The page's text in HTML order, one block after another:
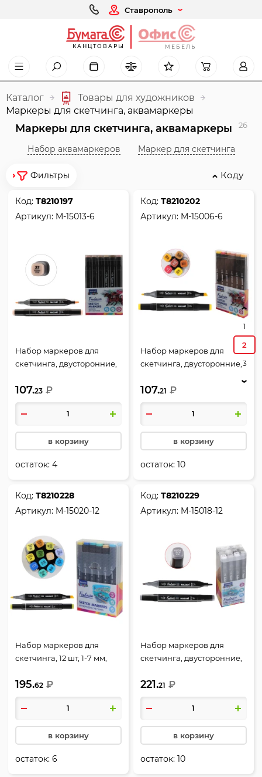
Ставрополь
КАНЦТОВАРЫ МЕБЕЛЬ
Каталог
Товары для художников
Маркеры для скетчинга, аквамаркеры
Маркеры для скетчинга, аквамаркеры 26
Набор аквамаркеров Маркер для скетчинга
Фильтры Коду
Код:Т8210197
Артикул: M-15013-6
Набор маркеров для
скетчинга, двусторонние,
скошенный, Main colors,
Fantasia, Mazari, M-15013-6
107.23 ₽
в корзину
остаток:4
Код:Т8210202
Артикул: M-15006-6
Набор маркеров для
скетчинга, двусторонние,
скошенный, Fluorescent
colors, Fantasia, Mazari, M-
15006-6
107.21 ₽
в корзину
остаток:10
Код:Т8210228
Артикул: M-15020-12
Набор маркеров для
скетчинга, 12 шт, 1-7 мм,
Mazari, M-15020-12
195.62 ₽
в корзину
остаток:6
Код:Т8210229
Артикул: M-15018-12
Набор маркеров для
скетчинга, двусторонние,
пулевидный, скошенный,
Mazari, M-15018-12
221.21 ₽
в корзину
остаток:10
1
2
3